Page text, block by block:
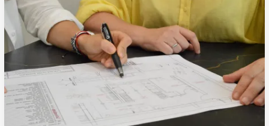
comunes
debes
evitar
en
el
diseño
de